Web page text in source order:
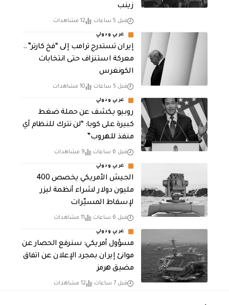
زينب
قبل 5 ساعات 12 مشاهدات
عربي ودولي
إيران تستدرج ترامب إلى “فخ كارتر”..
معركة استنزاف حتى انتخابات
الكونغرس
قبل 5 ساعات 10 مشاهدات
عربي ودولي
روبيو يكشف عن حملة ضغط
كبيرة على كوبا: “لن نترك للنظام أي
منفذ للهروب”
قبل 6 ساعات 9 مشاهدات
عربي ودولي
الجيش الأمريكي يخصص 400
مليون دولار لشراء أنظمة ليزر
لإسقاط المسيّرات
قبل 6 ساعات 11 مشاهدات
عربي ودولي
مسؤول أمريكي: سنرفع الحصار عن
موانئ إيران بمجرد الإعلان عن اتفاق
مضيق هرمز
قبل 7 ساعات 12 مشاهدات